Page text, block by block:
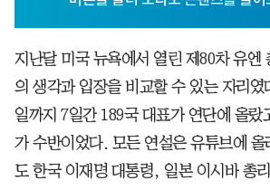
지난달 미국 뉴욕에서 열린 제80차 유엔
의 생각과 입장을 비교할 수 있는 자리였
일까지 7일간 189국 대표가 연단에 올랐
가 수반이었다. 모든 연설은 유튜브에 올
도 한국 이재명 대통령, 일본 이시바 총